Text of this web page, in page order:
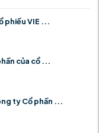
phiếu VIE ...
của cổ ...
ty Cổ phần ...